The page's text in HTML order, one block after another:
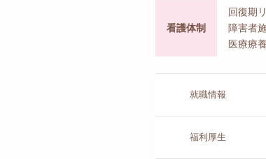
看護体制
回復期
障害者
医療療
就職情報
福利厚生